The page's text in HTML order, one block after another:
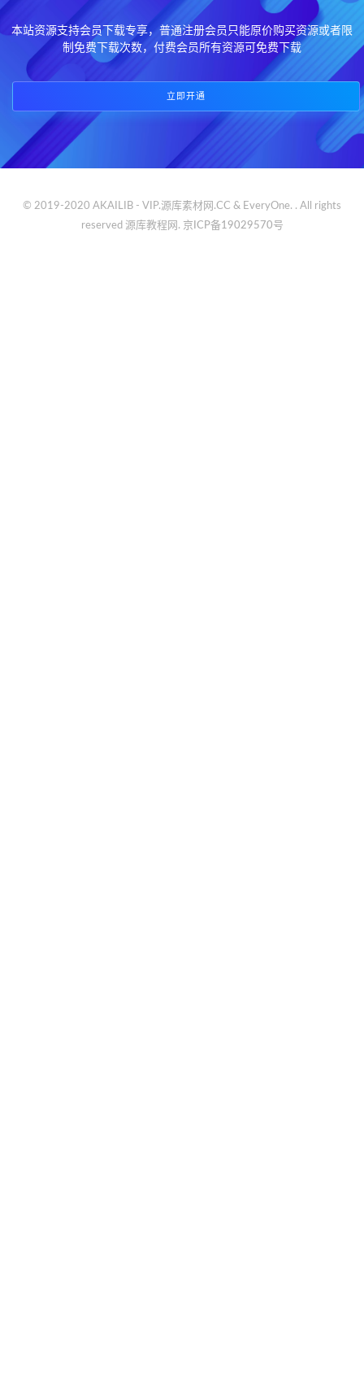
本站资源支持会员下载专享，普通注册会员只能原价购买资源或者限
制免费下载次数，付费会员所有资源可免费下载
立即开通
© 2019-2020 AKAILIB - VIP.源库素材网.CC & EveryOne. . All rights
reserved 源库教程网. 京ICP备19029570号